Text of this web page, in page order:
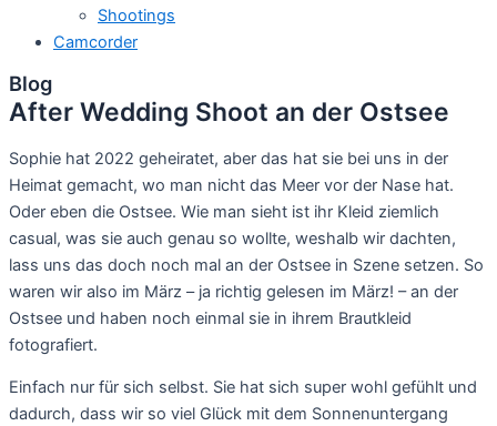
Shootings
Camcorder
Blog
After Wedding Shoot an der Ostsee
Sophie hat 2022 geheiratet, aber das hat sie bei uns in der
Heimat gemacht, wo man nicht das Meer vor der Nase hat.
Oder eben die Ostsee. Wie man sieht ist ihr Kleid ziemlich
casual, was sie auch genau so wollte, weshalb wir dachten,
lass uns das doch noch mal an der Ostsee in Szene setzen. So
waren wir also im März – ja richtig gelesen im März! – an der
Ostsee und haben noch einmal sie in ihrem Brautkleid
fotografiert.
Einfach nur für sich selbst. Sie hat sich super wohl gefühlt und
dadurch, dass wir so viel Glück mit dem Sonnenuntergang